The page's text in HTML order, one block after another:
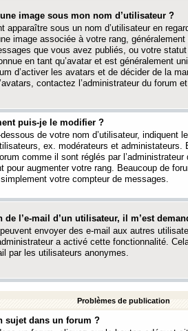
image sous mon nom d’utilisateur ?
apparaître sous un nom d’utilisateur en
image associée à votre rang,
que vous avez publiés, ou votre
en tant qu’avatar et est généralement
d’activer les avatars et de décider de la
contactez l’administrateur du forum
puis-je le modifier ?
de votre nom d’utilisateur, indiquent
ex. modérateurs et administateurs.
comme il sont réglés par
pour augmenter votre rang. Beaucoup de
votre compteur de messages.
l’e-mail d’un utilisateur, il m’est
envoyer des e-mail aux autres
a activé cette fonctionnalité.
par les utilisateurs anonymes.
Problèmes de publication
sujet dans un forum ?